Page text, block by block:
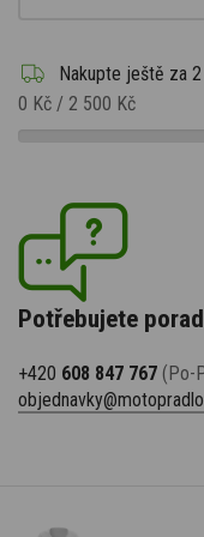
Nakupte ještě za
0 Kč / 2 500 Kč
Potřebujete
+420 608 847 767 (Po-